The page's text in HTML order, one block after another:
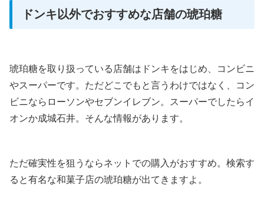
ドンキ以外でおすすめな店舗の琥珀糖
琥珀糖を取り扱っている店舗はドンキをはじめ、コンビニ
やスーパーです。ただどこでもと言うわけではなく、コン
ビニならローソンやセブンイレブン。スーパーでしたらイ
オンか成城石井。そんな情報があります。
ただ確実性を狙うならネットでの購入がおすすめ。検索す
ると有名な和菓子店の琥珀糖が出てきますよ。